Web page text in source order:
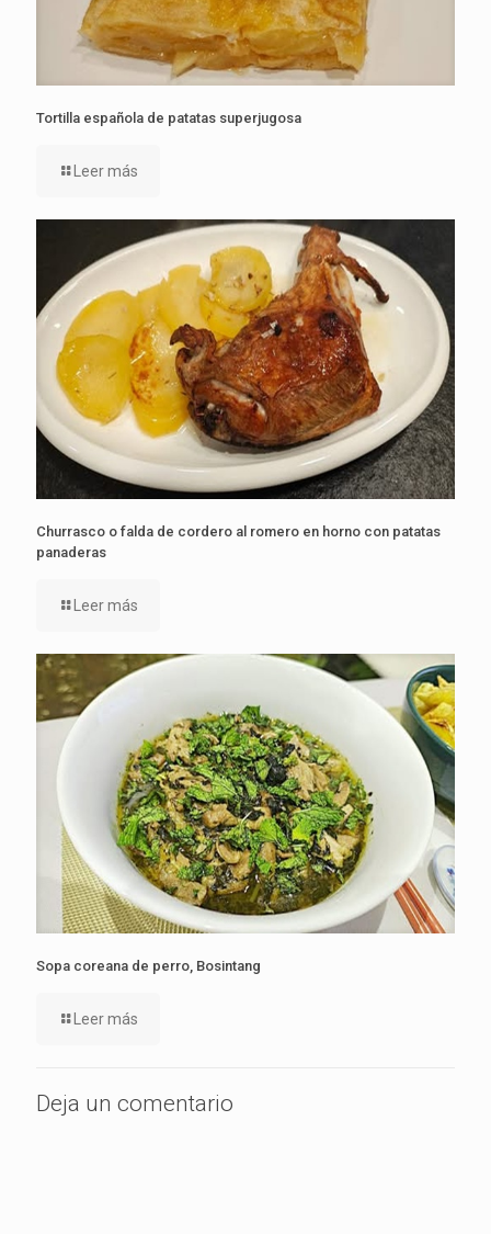
Tortilla española de patatas superjugosa
Leer más
Churrasco o falda de cordero al romero en horno con patatas
panaderas
Leer más
Sopa coreana de perro, Bosintang
Leer más
Deja un comentario